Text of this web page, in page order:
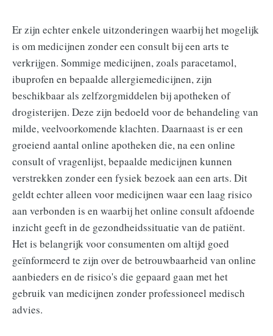
Er zijn echter enkele uitzonderingen waarbij het mogelijk
is om medicijnen zonder een consult bij een arts te
verkrijgen. Sommige medicijnen, zoals paracetamol,
ibuprofen en bepaalde allergiemedicijnen, zijn
beschikbaar als zelfzorgmiddelen bij apotheken of
drogisterijen. Deze zijn bedoeld voor de behandeling van
milde, veelvoorkomende klachten. Daarnaast is er een
groeiend aantal online apotheken die, na een online
consult of vragenlijst, bepaalde medicijnen kunnen
verstrekken zonder een fysiek bezoek aan een arts. Dit
geldt echter alleen voor medicijnen waar een laag risico
aan verbonden is en waarbij het online consult afdoende
inzicht geeft in de gezondheidssituatie van de patiënt.
Het is belangrijk voor consumenten om altijd goed
geïnformeerd te zijn over de betrouwbaarheid van online
aanbieders en de risico's die gepaard gaan met het
gebruik van medicijnen zonder professioneel medisch
advies.